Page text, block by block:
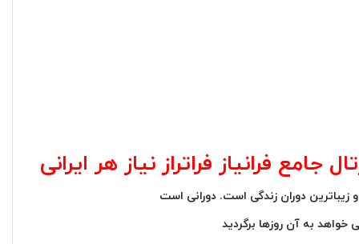
فرانیاز فراتراز نیاز هر ایرانی
زیباترین دوران زندگی است. دورانی است
به آن روزها برگردید